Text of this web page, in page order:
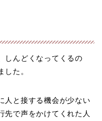
しんどくなってくるの
た。
人と接する機会が少ない
先で声をかけてくれた人